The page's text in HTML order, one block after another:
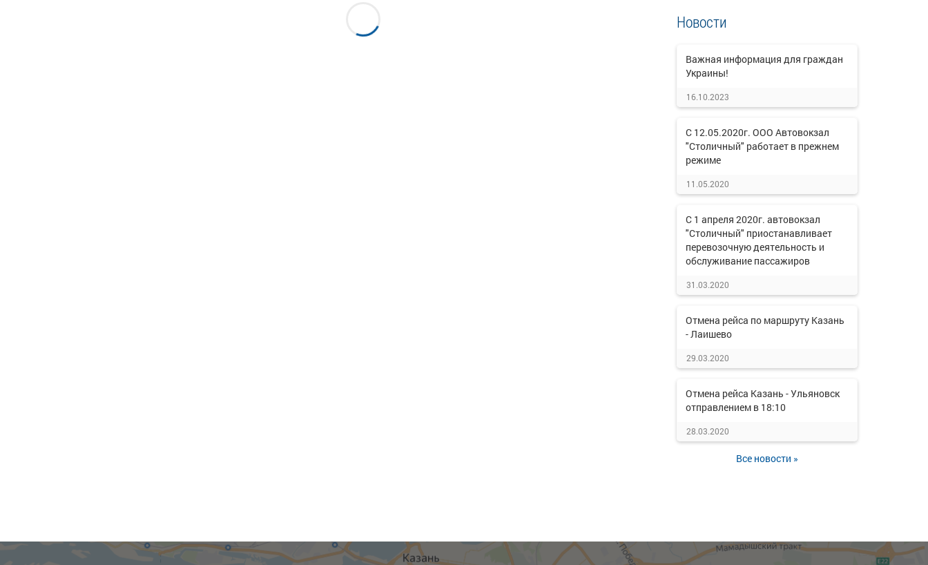
Новости
Важная информация для граждан
Украины!
16.10.2023
С 12.05.2020г. ООО Автовокзал
"Столичный" работает в прежнем
режиме
11.05.2020
С 1 апреля 2020г. автовокзал
"Столичный" приостанавливает
перевозочную деятельность и
обслуживание пассажиров
31.03.2020
Отмена рейса по маршруту Казань
- Лаишево
29.03.2020
Отмена рейса Казань - Ульяновск
отправлением в 18:10
28.03.2020
Все новости »